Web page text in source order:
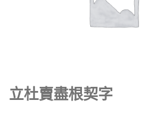
立杜賣盡根契字